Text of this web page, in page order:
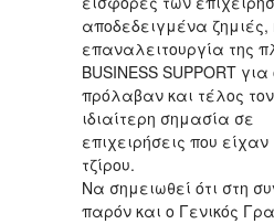
αποδεδειγμένα ζημιές,
επαναλειτουργία της
BUSINESS SUPPORT
πρόλαβαν και τέλος
ιδιαίτερη σημασία σε
επιχειρήσεις που
τζίρου.
Να σημειωθεί ότι στη
παρόν και ο Γενικός